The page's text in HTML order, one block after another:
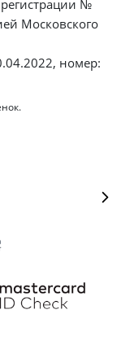
регистрации №
Московского
номер: